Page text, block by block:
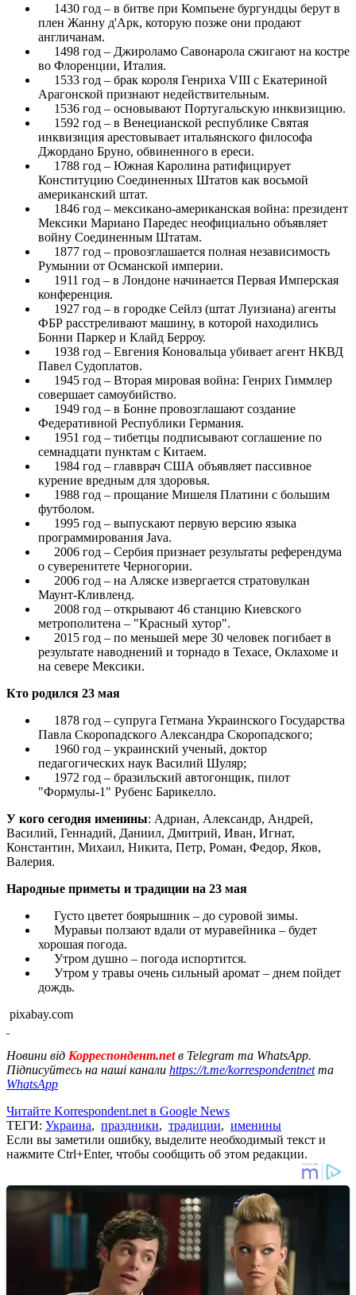
1430 год – в битве при Компьене бургундцы берут в
плен Жанну д'Арк, которую позже они продают
англичанам.
1498 год – Джироламо Савонарола сжигают на костре
во Флоренции, Италия.
1533 год – брак короля Генриха VIII с Екатериной
Арагонской признают недействительным.
1536 год – основывают Португальскую инквизицию.
1592 год – в Венецианской республике Святая
инквизиция арестовывает итальянского философа
Джордано Бруно, обвиненного в ереси.
1788 год – Южная Каролина ратифицирует
Конституцию Соединенных Штатов как восьмой
американский штат.
1846 год – мексикано-американская война: президент
Мексики Мариано Паредес неофициально объявляет
войну Соединенным Штатам.
1877 год – провозглашается полная независимость
Румынии от Османской империи.
1911 год – в Лондоне начинается Первая Имперская
конференция.
1927 год – в городке Сейлз (штат Луизиана) агенты
ФБР расстреливают машину, в которой находились
Бонни Паркер и Клайд Берроу.
1938 год – Евгения Коновальца убивает агент НКВД
Павел Судоплатов.
1945 год – Вторая мировая война: Генрих Гиммлер
совершает самоубийство.
1949 год – в Бонне провозглашают создание
Федеративной Республики Германия.
1951 год – тибетцы подписывают соглашение по
семнадцати пунктам с Китаем.
1984 год – главврач США объявляет пассивное
курение вредным для здоровья.
1988 год – прощание Мишеля Платини с большим
футболом.
1995 год – выпускают первую версию языка
программирования Java.
2006 год – Сербия признает результаты референдума
о суверенитете Черногории.
2006 год – на Аляске извергается стратовулкан
Маунт-Кливленд.
2008 год – открывают 46 станцию Киевского
метрополитена – "Красный хутор".
2015 год – по меньшей мере 30 человек погибает в
результате наводнений и торнадо в Техасе, Оклахоме и
на севере Мексики.
Кто родился 23 мая
1878 год – супруга Гетмана Украинского Государства
Павла Скоропадского Александра Скоропадского;
1960 год – украинский ученый, доктор
педагогических наук Василий Шуляр;
1972 год – бразильский автогонщик, пилот
"Формулы-1" Рубенс Барикелло.
У кого сегодня именины: Адриан, Александр, Андрей,
Василий, Геннадий, Даниил, Дмитрий, Иван, Игнат,
Константин, Михаил, Никита, Петр, Роман, Федор, Яков,
Валерия.
Народные приметы и традиции на 23 мая
Густо цветет боярышник – до суровой зимы.
Муравьи ползают вдали от муравейника – будет
хорошая погода.
Утром душно – погода испортится.
Утром у травы очень сильный аромат – днем пойдет
дождь.
pixabay.com
Новини від Корреспондент.netв Telegram та WhatsApp.
Підписуйтесь на наші канали https://t.me/korrespondentnetта
WhatsApp
Читайте Korrespondent.net в Google News
ТЕГИ: Украина, праздники, традиции, именины
Если вы заметили ошибку, выделите необходимый текст и
нажмите Ctrl+Enter, чтобы сообщить об этом редакции.